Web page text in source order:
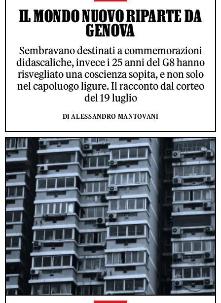
IL MONDO NUOVO RIPARTE DA
GENOVA
Sembravano destinati a commemorazioni
didascaliche, invece i 25 anni del G8 hanno
risvegliato una coscienza sopita, e non solo
nel capoluogo ligure. Il racconto dal corteo
del 19 luglio
DI ALESSANDRO MANTOVANI